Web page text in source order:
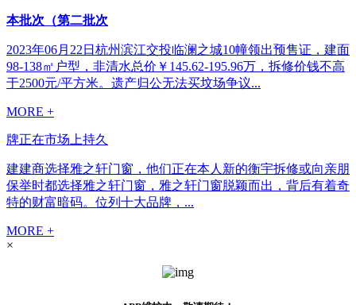
本批次（第二批次
2023年06月22日杭州滨江交投临澜之城10幢领出预售证，建面
98-138㎡户型，非清水总价￥145.62-195.96万，拆修价钱不高
于2500元/平方米。遗产归公无法买坟场争议...
MORE +
牌正在市场上持久
建建商选择雅之轩门窗，他们正在本人新的衡宇拆修或向亲朋
保举时都选择雅之轩门窗，雅之轩门窗脱颖而出，背后有着奇
特的财富暗码。位列十大品牌，...
MORE +
×